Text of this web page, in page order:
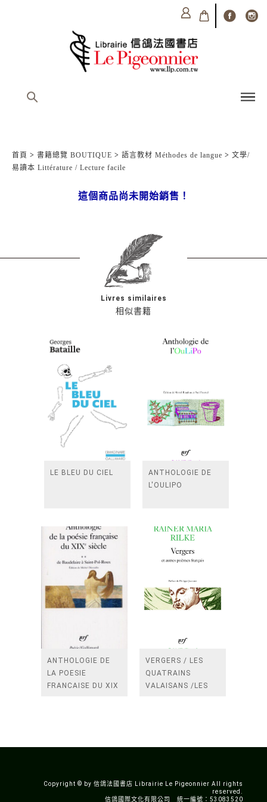
首頁 > 書籍總覽 BOUTIQUE > 語言教材 Méthodes de langue > 文學/
易讀本 Littérature / Lecture facile
這個商品尚未開始銷售！
相似書籍
Livres similaires
LE BLEU DU CIEL
ANTHOLOGIE DE
L'OULIPO
ANTHOLOGIE DE
LA POESIE
FRANCAISE DU XIX
VERGERS / LES
QUATRAINS
VALAISANS /LES
Copyright © by 信鴿法國書店 Librairie Le Pigeonnier All rights
reserved.
信鴿國際文化有限公司 統一編號：53083520